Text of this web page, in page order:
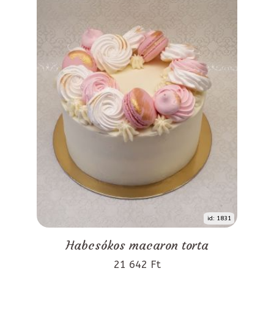
id: 1831
Habcsókos macaron torta
21 642 Ft